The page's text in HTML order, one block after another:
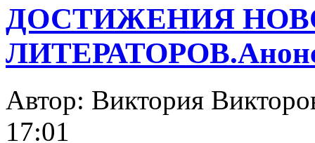
ДОСТИЖЕНИЯ
Автор: Виктория
17:01